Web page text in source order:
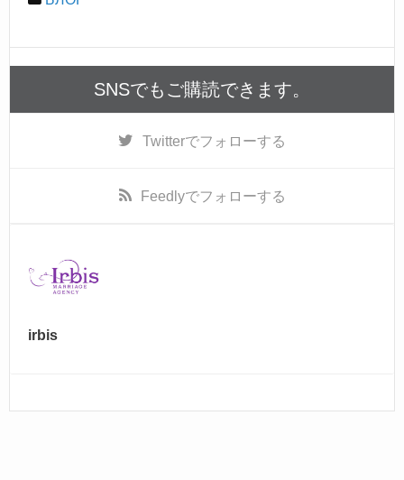
b
o
SNSでもご購読できます。
Twitterでフォローする
Feedlyでフォローする
irbis